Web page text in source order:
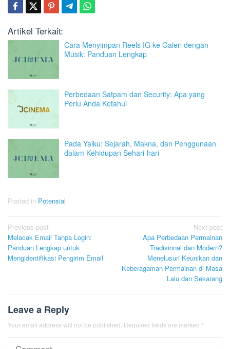
Artikel Terkait:
Cara Menyimpan Reels IG ke Galeri dengan
Musik: Panduan Lengkap
Perbedaan Satpam dan Security: Apa yang
Perlu Anda Ketahui
Pada Yaiku: Sejarah, Makna, dan Penggunaan
dalam Kehidupan Sehari-hari
Posted in Potensial
Post
navigation
Previous post
Melacak Email Tanpa Login:
Panduan Lengkap untuk
Mengidentifikasi Pengirim Email
Next post
Apa Perbedaan Permainan
Tradisional dan Modern?
Menelusuri Keunikan dan
Keberagaman Permainan di Masa
Lalu dan Sekarang
Leave a Reply
Your email address will not be published. Required fields are marked *